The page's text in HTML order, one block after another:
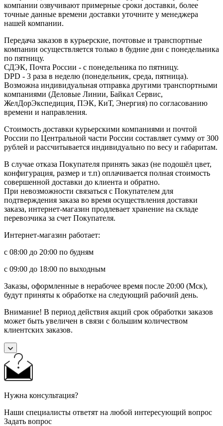
компании озвучивают примерные сроки доставки, более
точные данные времени доставки уточните у менеджера
нашей компании.
Передача заказов в курьерские, почтовые и транспортные
компании осуществляется только в будние дни с понедельника
по пятницу.
СДЭК, Почта России - с понедельника по пятницу.
DPD - 3 раза в неделю (понедельник, среда, пятница).
Возможна индивидуальная отправка другими транспортными
компаниями (Деловые Линии, Байкал Сервис,
ЖелДорЭкспедиция, ПЭК, КиТ, Энергия) по согласованию
времени и направления.
Стоимость доставки курьерскими компаниями и почтой
России по Центральной части России составляет сумму от 300
рублей и рассчитывается индивидуально по весу и габаритам.
В случае отказа Покупателя принять заказ (не подошёл цвет,
конфигурация, размер и т.п) оплачивается полная стоимость
совершенной доставки до клиента и обратно.
При невозможности связаться с Покупателем для
подтверждения заказа во время осуществления доставки
заказа, интернет-магазин продлевает хранение на складе
перевозчика за счет Покупателя.
Интернет-магазин работает:
с 08:00 до 20:00 по будням
с 09:00 до 18:00 по выходным
Заказы, оформленные в нерабочее время после 20:00 (Мск),
будут приняты к обработке на следующий рабочий день.
Внимание! В период действия акций срок обработки заказов
может быть увеличен в связи с большим количеством
клиентских заказов.
Нужна консультация?
Наши специалисты ответят на любой интересующий вопрос
Задать вопрос